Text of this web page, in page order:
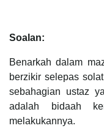
Soalan:
Benarkah dalam
berzikir selepas
sebahagian ustaz
adalah bidaah
melakukannya.